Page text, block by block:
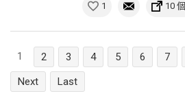
1 10
1 2 3 4 5 6 7
Next
Last